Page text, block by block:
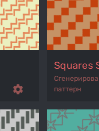
settings
Squares
паттерн